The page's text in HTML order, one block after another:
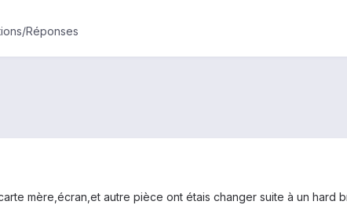
Réponses
mère,écran,et autre pièce ont étais changer suite à un